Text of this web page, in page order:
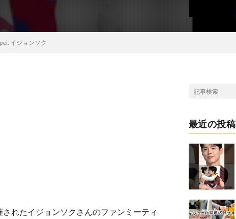
イジョンソク
れたイジョンソクさんのファンミーティ
最近の投稿